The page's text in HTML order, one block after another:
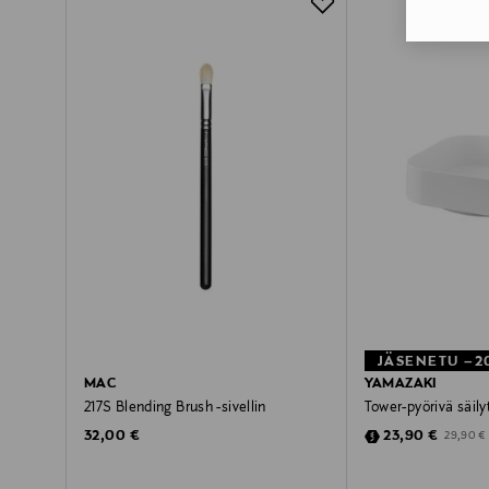
MAC
217S Blending Brush -sivellin
Original Price
32,00 €
JÄSENETU
YAMAZAKI
Tower-pyörivä
Discounted Price
23,90 € Original
29,90 €